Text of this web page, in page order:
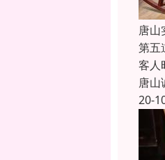
唐山
第五
客人
唐山
20-